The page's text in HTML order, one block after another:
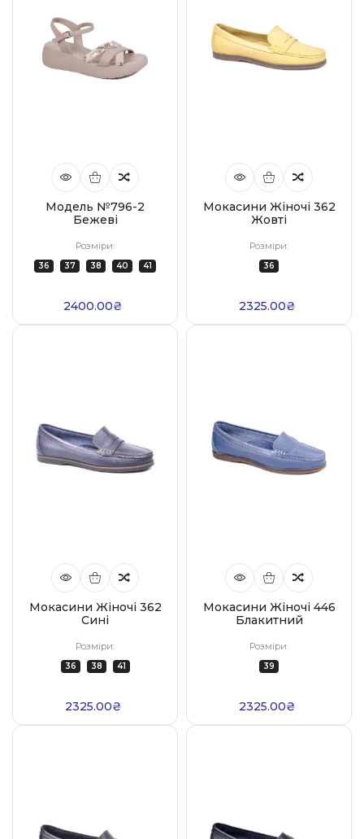
Модель №796-2
Бежеві
Розміри:
36 37 38 40 41
2400.00₴
Мокасини Жіночі 362
Жовті
Розміри:
36
2325.00₴
Мокасини Жіночі 362
Сині
Розміри:
36 38 41
2325.00₴
Мокасини Жіночі 446
Блакитний
Розміри:
39
2325.00₴